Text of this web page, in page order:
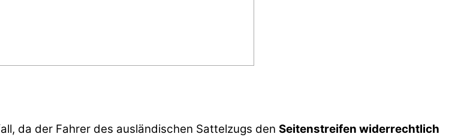
da der Fahrer des ausländischen Sattelzugs den Seitenstreifen widerrechtlich